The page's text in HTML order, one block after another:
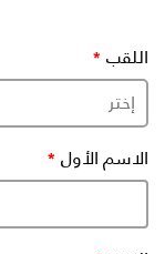
اللقب
الاسم الأول